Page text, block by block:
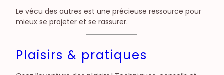
Le vécu des autres est une précieuse ressource pour
mieux se projeter et se rassurer.
Plaisirs & pratiques